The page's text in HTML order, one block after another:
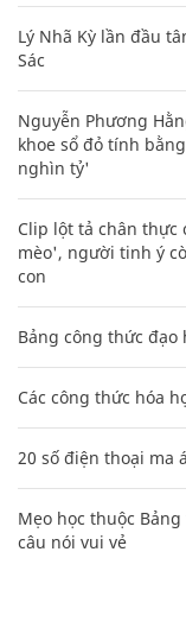
Lý Nhã Kỳ lần đầu
Sác
Nguyễn Phương
khoe sổ đỏ tính
nghìn tỷ'
Clip lột tả chân thực
mèo', người tinh ý
con
Bảng công thức
Các công thức hóa
20 số điện thoại ma
Mẹo học thuộc
câu nói vui vẻ